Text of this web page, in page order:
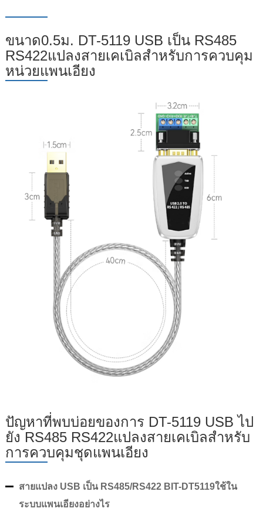
ขนาด0.5ม. DT-5119 USB เป็น RS485
RS422แปลงสายเคเบิลสำหรับการควบคุม
หน่วยแพนเอียง
ปัญหาที่พบบ่อยของการ DT-5119 USB ไป
ยัง RS485 RS422แปลงสายเคเบิลสำหรับ
การควบคุมชุดแพนเอียง
สายแปลง USB เป็น RS485/RS422 BIT-DT5119ใช้ใน
ระบบแพนเอียงอย่างไร